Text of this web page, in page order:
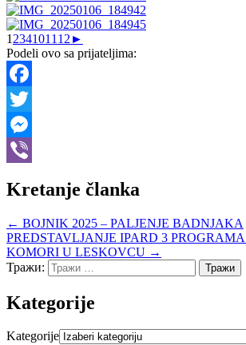
1 2341011 12 ►
Podeli ovo sa prijateljima:
Facebook
Twitter
Messenger
Kretanje članka
← BOJNIK 2025 – PALJENJE BADNJAKA
PREDSTAVLJANJE IPARD 3
KOMORI U LESKOVCU →
Тражи:
Kategorije
Kategorije